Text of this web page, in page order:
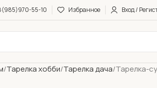
55-10 Избранное Вход /
Тарелка хобби Тарелка дача Тарелка-